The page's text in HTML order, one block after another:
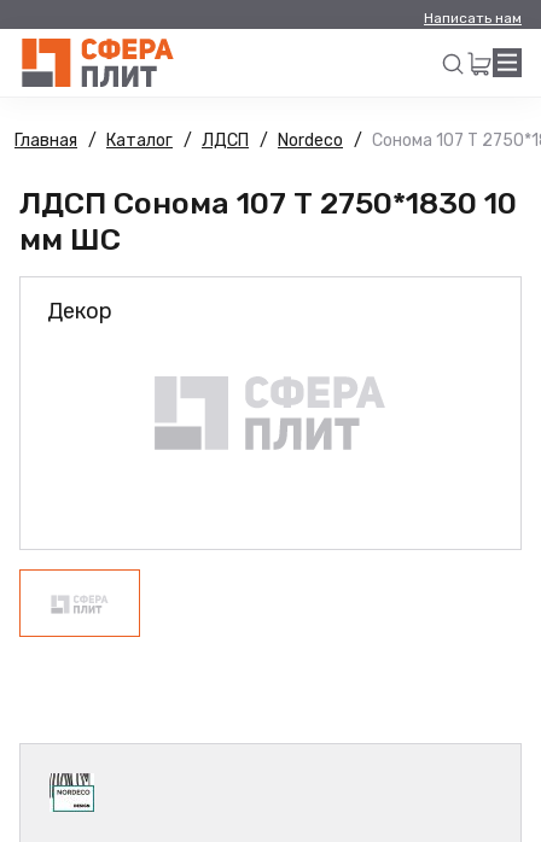
Написать нам
Искать
Главная Каталог ЛДСП Nordeco Сонома 107 Т
ЛДСП Сонома 107 Т 2750*1830 10
мм ШС
Декор